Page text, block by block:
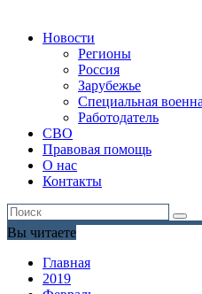
Новости
Регионы
Россия
Зарубежье
Специальная
Работодатель
СВО
Правовая помощь
О нас
Контакты
Вы читаете
Главная
2019